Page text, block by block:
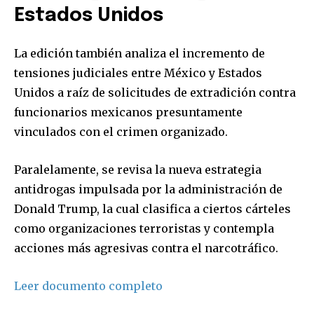
Estados Unidos
La edición también analiza el incremento de
tensiones judiciales entre México y Estados
Unidos a raíz de solicitudes de extradición contra
funcionarios mexicanos presuntamente
vinculados con el crimen organizado.
Paralelamente, se revisa la nueva estrategia
antidrogas impulsada por la administración de
Donald Trump, la cual clasifica a ciertos cárteles
como organizaciones terroristas y contempla
acciones más agresivas contra el narcotráfico.
Leer documento completo